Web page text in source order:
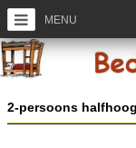
MENU
2-persoons